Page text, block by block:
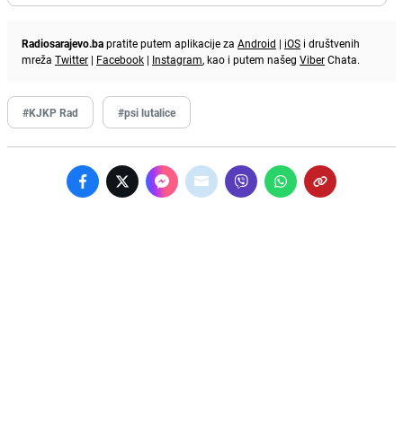
Radiosarajevo.bapratite putem aplikacije za Android | iOS i društvenih
mreža Twitter | Facebook | Instagram, kao i putem našeg ViberChata.
#KJKP Rad #psi lutalice